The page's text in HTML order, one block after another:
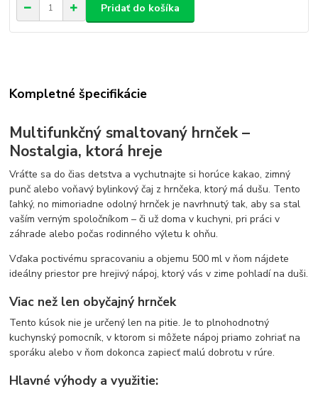
Pridať do košíka
Kompletné špecifikácie
Multifunkčný smaltovaný hrnček –
Nostalgia, ktorá hreje
Vráťte sa do čias detstva a vychutnajte si horúce kakao, zimný
punč alebo voňavý bylinkový čaj z hrnčeka, ktorý má dušu. Tento
ľahký, no mimoriadne odolný hrnček je navrhnutý tak, aby sa stal
vaším verným spoločníkom – či už doma v kuchyni, pri práci v
záhrade alebo počas rodinného výletu k ohňu.
Vďaka poctivému spracovaniu a objemu 500 ml v ňom nájdete
ideálny priestor pre hrejivý nápoj, ktorý vás v zime pohladí na duši.
Viac než len obyčajný hrnček
Tento kúsok nie je určený len na pitie. Je to plnohodnotný
kuchynský pomocník, v ktorom si môžete nápoj priamo zohriať na
sporáku alebo v ňom dokonca zapiecť malú dobrotu v rúre.
Hlavné výhody a využitie: